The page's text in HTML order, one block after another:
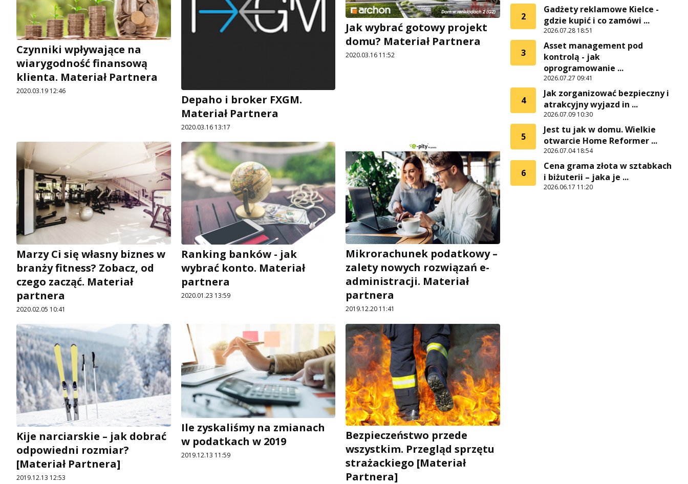
Czynniki wpływające na
wiarygodność finansową
klienta. Materiał Partnera
2020.03.19 12:46
Depaho i broker FXGM.
Materiał Partnera
2020.03.16 13:17
Jak wybrać gotowy projekt
domu? Materiał Partnera
2020.03.16 11:52
Marzy Ci się własny biznes w
branży fitness? Zobacz, od
czego zacząć. Materiał
partnera
2020.02.05 10:41
Ranking banków - jak
wybrać konto. Materiał
partnera
2020.01.23 13:59
Mikrorachunek podatkowy –
zalety nowych rozwiązań e-
administracji. Materiał
partnera
2019.12.20 11:41
Kije narciarskie – jak dobrać
odpowiedni rozmiar?
[Materiał Partnera]
2019.12.13 12:53
Ile zyskaliśmy na zmianach
w podatkach w 2019
2019.12.13 11:59
Bezpieczeństwo przede
wszystkim. Przegląd sprzętu
strażackiego [Materiał
Partnera]
2
Gadżety reklamowe Kielce -
gdzie kupić i co zamówi ...
2026.07.28 18:51
3
Asset management pod
kontrolą - jak
oprogramowanie ...
2026.07.27 09:41
4
Jak zorganizować bezpieczny i
atrakcyjny wyjazd in ...
2026.07.09 10:30
5
Jest tu jak w domu. Wielkie
otwarcie Home Reformer ...
2026.07.04 18:54
6
Cena grama złota w sztabkach
i biżuterii – jaka je ...
2026.06.17 11:20